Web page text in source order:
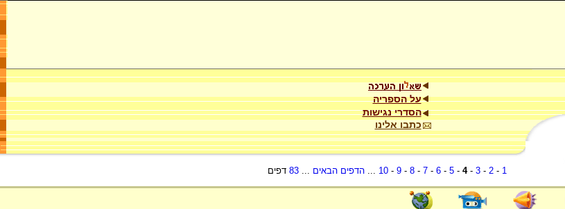
על הספריה
הסדרי נגישות
כתבו אלינו
1
-
2
-
3
-
4
-
5
-
6
-
7
-
8
-
9
-
10
...הדפים הבאים ...
83 דפים